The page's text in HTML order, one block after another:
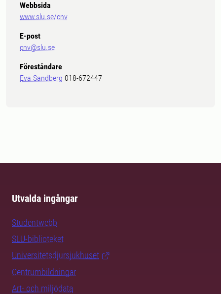
Webbsida
www.slu.se/cnv
E-post
cnv@slu.se
Föreståndare
Eva Sandberg 018-672447
Utvalda ingångar
Studentwebb
SLU-biblioteket
Universitetsdjursjukhuset
Centrumbildningar
Art- och miljödata